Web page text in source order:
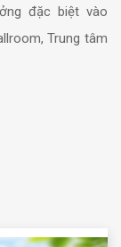
đặc biệt vào
Trung tâm